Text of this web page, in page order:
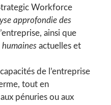
Workforce
approfondie des
ainsi que
humaines actuelles et
de l’entreprise
tout en
pénuries ou aux